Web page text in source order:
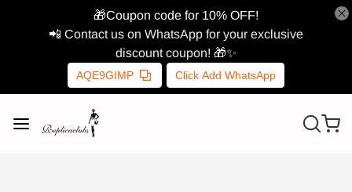
🎁Coupon code for 10% OFF!
📲 Contact us on WhatsApp for your exclusive
discount coupon! 🎁✨
AQE9GIMP Click Add WhatsApp